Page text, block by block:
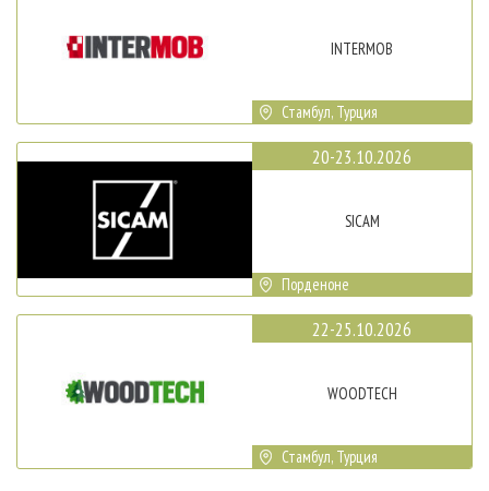
INTERMOB
Стамбул, Турция
20-23.10.2026
SICAM
Порденоне
22-25.10.2026
WOODTECH
Стамбул, Турция